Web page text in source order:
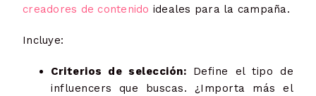
creadores de contenido ideales para la campaña.
Incluye:
Criterios de selección: Define el tipo de
influencers que buscas. ¿Importa más el